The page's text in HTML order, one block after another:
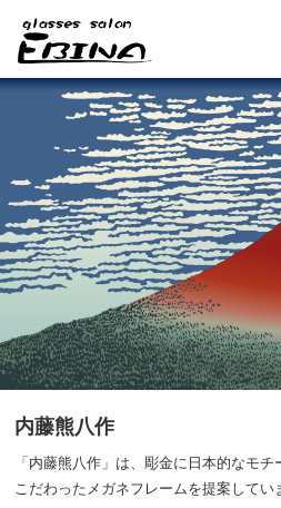
内藤熊八作
「内藤熊八作」は、彫金に日本的なモ
こだわったメガネフレームを提案してい